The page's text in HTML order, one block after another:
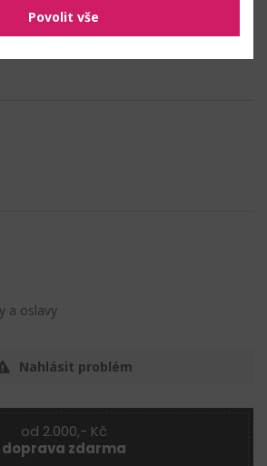
a oslavy
Nahlásit problém
od 2.000,- Kč
doprava zdarma
Povolit vše